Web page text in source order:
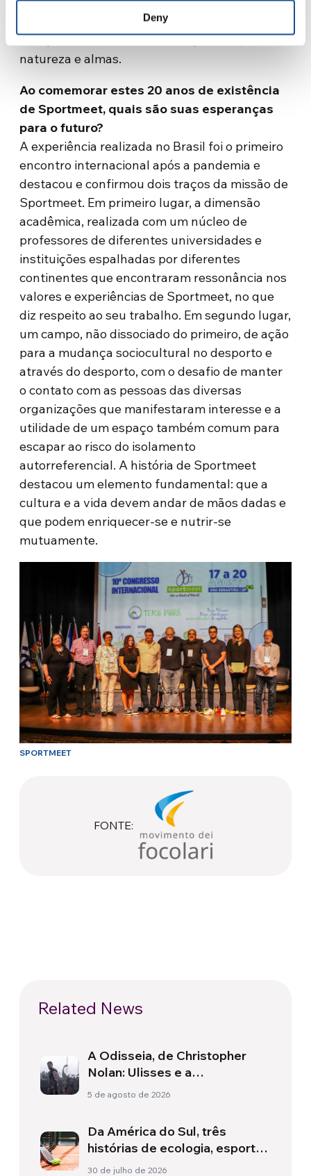
Deny
indivíduo e, portanto, não explora recursos,
mas permite o encontro entre pessoas,
natureza e almas.
Ao comemorar estes 20 anos de existência
de Sportmeet, quais são suas esperanças
para o futuro?
A experiência realizada no Brasil foi o primeiro
encontro internacional após a pandemia e
destacou e confirmou dois traços da missão de
Sportmeet. Em primeiro lugar, a dimensão
acadêmica, realizada com um núcleo de
professores de diferentes universidades e
instituições espalhadas por diferentes
continentes que encontraram ressonância nos
valores e experiências de Sportmeet, no que
diz respeito ao seu trabalho. Em segundo lugar,
um campo, não dissociado do primeiro, de ação
para a mudança sociocultural no desporto e
através do desporto, com o desafio de manter
o contato com as pessoas das diversas
organizações que manifestaram interesse e a
utilidade de um espaço também comum para
escapar ao risco do isolamento
autorreferencial. A história de Sportmeet
destacou um elemento fundamental: que a
cultura e a vida devem andar de mãos dadas e
que podem enriquecer-se e nutrir-se
mutuamente.
SPORTMEET
FONTE:
Related News
A Odisseia, de Christopher
Nolan: Ulisses e a
necessidade de um novo
5 de agosto de 2026
Da América do Sul, três
histórias de ecologia, esporte
e saúde
30 de julho de 2026